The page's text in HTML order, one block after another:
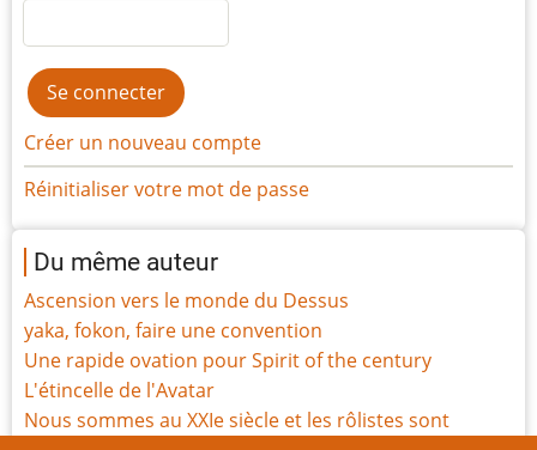
Créer un nouveau compte
Réinitialiser votre mot de passe
Du même auteur
Ascension vers le monde du Dessus
yaka, fokon, faire une convention
Une rapide ovation pour Spirit of the century
L'étincelle de l'Avatar
Nous sommes au XXIe siècle et les rôlistes sont